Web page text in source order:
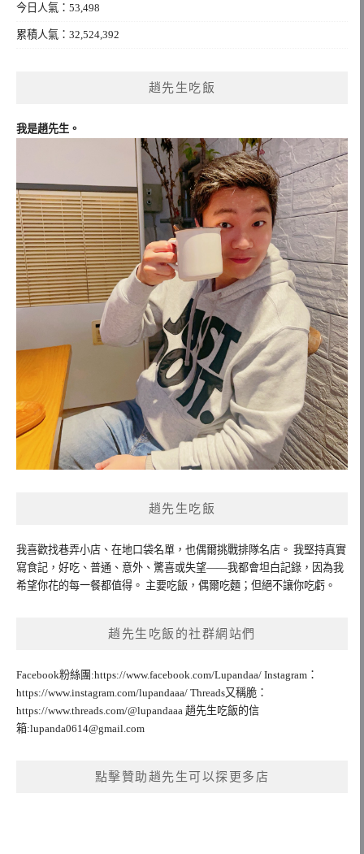
今日人氣：53,498
累積人氣：32,524,392
趙先生吃飯
我是趙先生。
趙先生吃飯
我喜歡找巷弄小店、在地口袋名單，也偶爾挑戰排隊名店。 我堅持真實
寫食記，好吃、普通、意外、驚喜或失望——我都會坦白記錄，因為我
希望你花的每一餐都值得。 主要吃飯，偶爾吃麵；但絕不讓你吃虧。
趙先生吃飯的社群網站們
Facebook粉絲團:https://www.facebook.com/Lupandaa/ Instagram：
https://www.instagram.com/lupandaaa/ Threads又稱脆：
https://www.threads.com/@lupandaaa 趙先生吃飯的信
箱:lupanda0614@gmail.com
點擊贊助趙先生可以探更多店